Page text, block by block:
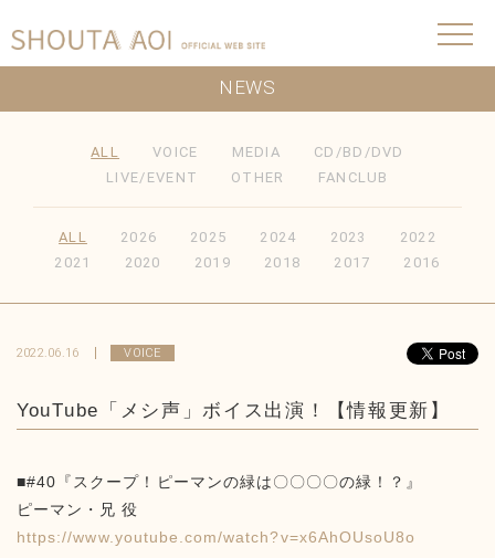
NEWS
ALL VOICE MEDIA
CD/BD/DVD
LIVE/EVENT
OTHER FANCLUB
ALL 2026 2025 2024 2023
2022
2021
2020 2019 2018 2017 2016
2022.06.16 VOICE
YouTube「メシ声」ボイス出演！【情報更新】
■#40『スクープ！ピーマンの緑は〇〇〇〇の緑！？』
ピーマン・兄 役
https://www.youtube.com/watch?v=x6AhOUsoU8o